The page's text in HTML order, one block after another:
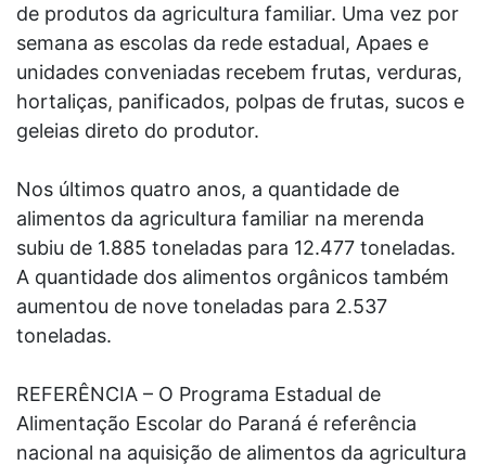
de produtos da agricultura familiar. Uma vez por
semana as escolas da rede estadual, Apaes e
unidades conveniadas recebem frutas, verduras,
hortaliças, panificados, polpas de frutas, sucos e
geleias direto do produtor.
Nos últimos quatro anos, a quantidade de
alimentos da agricultura familiar na merenda
subiu de 1.885 toneladas para 12.477 toneladas.
A quantidade dos alimentos orgânicos também
aumentou de nove toneladas para 2.537
toneladas.
REFERÊNCIA – O Programa Estadual de
Alimentação Escolar do Paraná é referência
nacional na aquisição de alimentos da agricultura